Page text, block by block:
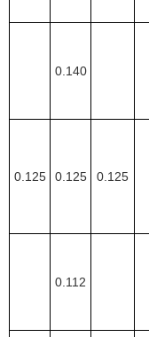
0.140
0.125 0.125 0.125
0.112